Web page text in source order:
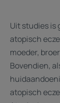
Uit studies is
atopisch
moeder,
Bovendien,
atopisch